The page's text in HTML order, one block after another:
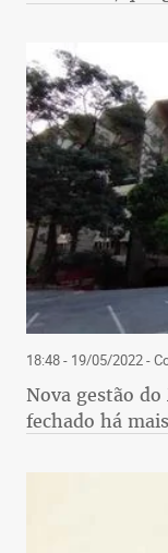
18:48 - 19/05/2022-
Nova gestão
fechado há